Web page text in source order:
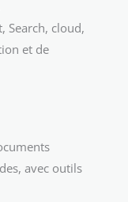
Search, cloud,
et de
avec outils